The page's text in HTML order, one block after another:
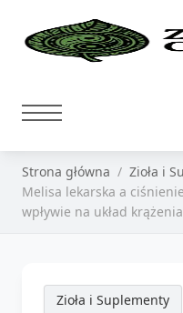
Strona główna
Zioła i
Melisa lekarska a
wpływie na układ krążenia
Zioła i Suplementy